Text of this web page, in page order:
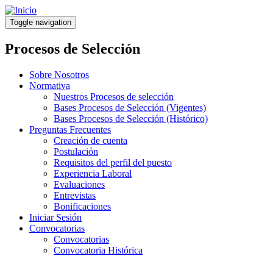
Pasar
al
contenido
principal
Toggle navigation
Procesos de Selección
Sobre Nosotros
Normativa
Nuestros Procesos de selección
Bases Procesos de Selección (Vigentes)
Bases Procesos de Selección (Histórico)
Preguntas Frecuentes
Creación de cuenta
Postulación
Requisitos del perfil del puesto
Experiencia Laboral
Evaluaciones
Entrevistas
Bonificaciones
Iniciar Sesión
Convocatorias
Convocatorias
Convocatoria Histórica